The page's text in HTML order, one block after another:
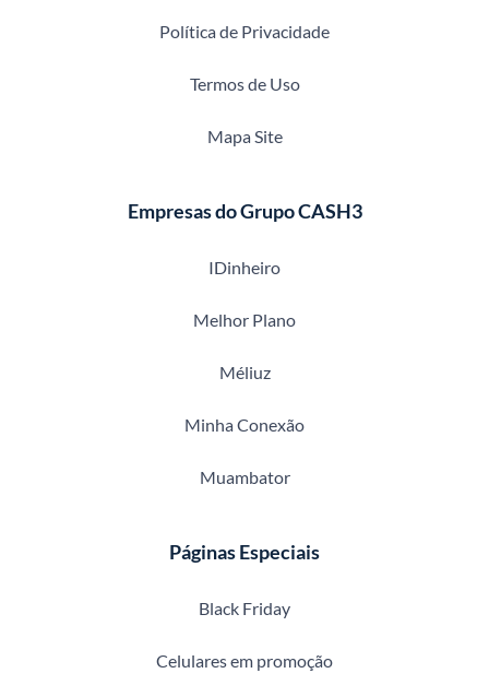
Política de Privacidade
Termos de Uso
Mapa Site
Empresas do Grupo CASH3
IDinheiro
Melhor Plano
Méliuz
Minha Conexão
Muambator
Páginas Especiais
Black Friday
Celulares em promoção